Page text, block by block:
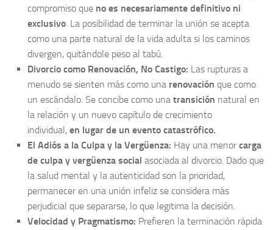
compromiso que no es necesariamente definitivo ni
exclusivo. La posibilidad de terminar la unión se acepta
como una parte natural de la vida adulta si los caminos
divergen, quitándole peso al tabú.
Divorcio como Renovación, No Castigo: Las rupturas a
menudo se sienten más como una renovación que como
un escándalo. Se concibe como una transición natural en
la relación y un nuevo capítulo de crecimiento
individual, en lugar de un evento catastrófico.
El Adiós a la Culpa y la Vergüenza: Hay una menorcarga
de culpa y vergüenza social asociada al divorcio. Dado que
la salud mental y la autenticidad son la prioridad,
permanecer en una unión infeliz se considera más
perjudicial que separarse, lo que legitima la decisión.
Velocidad y Pragmatismo: Prefieren la terminación rápida